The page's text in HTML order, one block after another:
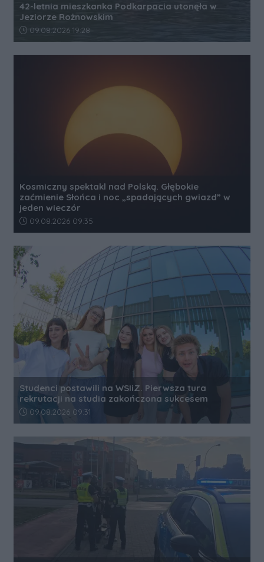
42-letnia mieszkanka Podkarpacia utonęła w
Jeziorze Rożnowskim
Data dodania artykułu:
09.08.2026 19:28
Kosmiczny spektakl nad Polską. Głębokie
zaćmienie Słońca i noc „spadających gwiazd” w
jeden wieczór
Data dodania artykułu:
09.08.2026 09:35
Studenci postawili na WSIiZ. Pierwsza tura
rekrutacji na studia zakończona sukcesem
Data dodania artykułu:
09.08.2026 09:31